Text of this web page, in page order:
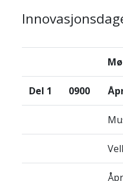
Del 1 0900